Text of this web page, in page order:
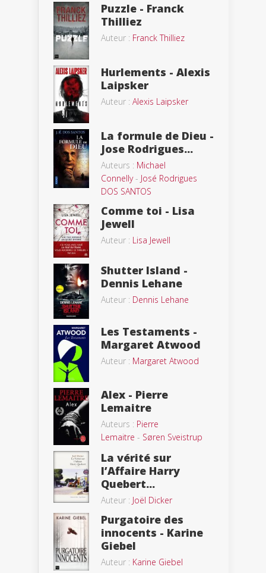
Puzzle - Franck
Thilliez
Auteur : Franck Thilliez
Hurlements - Alexis
Laipsker
Auteur : Alexis Laipsker
La formule de Dieu -
Jose Rodrigues...
Auteurs : Michael
Connelly- José Rodrigues
DOS SANTOS
Comme toi - Lisa
Jewell
Auteur : Lisa Jewell
Shutter Island -
Dennis Lehane
Auteur : Dennis Lehane
Les Testaments -
Margaret Atwood
Auteur : Margaret Atwood
Alex - Pierre
Lemaitre
Auteurs : Pierre
Lemaitre - Søren Sveistrup
La vérité sur
l’Affaire Harry
Quebert...
Auteur : Joël Dicker
Purgatoire des
innocents - Karine
Giebel
Auteur : Karine Giebel